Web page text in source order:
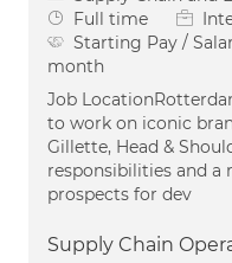
Job Type
Full time
Starting Pay /
month
Job
to work on iconic
Gillette, Head &
responsibilities and a
prospects for dev
Supply Chain